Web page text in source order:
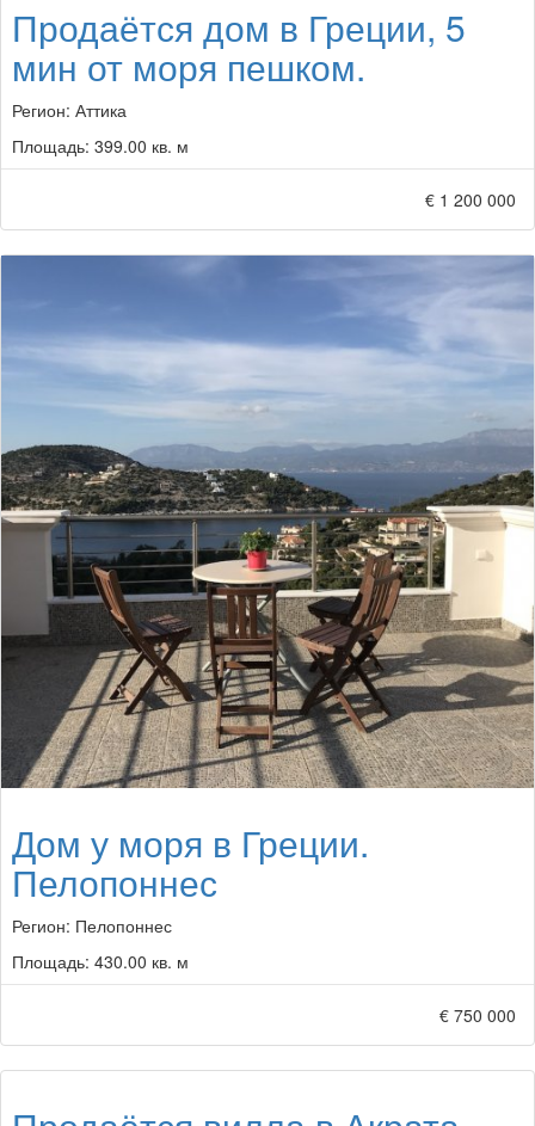
Продаётся дом в Греции, 5
мин от моря пешком.
Регион: Аттика
Площадь: 399.00 кв. м
€ 1 200 000
Дом у моря в Греции.
Пелопоннес
Регион: Пелопоннес
Площадь: 430.00 кв. м
€ 750 000